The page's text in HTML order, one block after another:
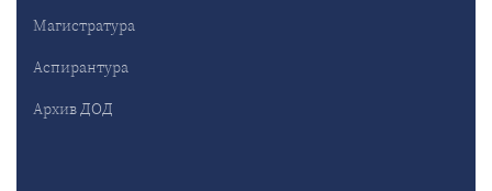
Магистратура
Аспирантура
Архив ДОД